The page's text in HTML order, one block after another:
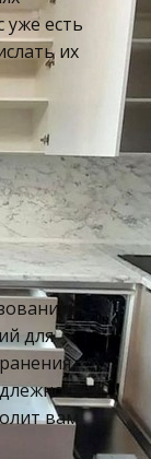
уже есть
их
–
для
вам